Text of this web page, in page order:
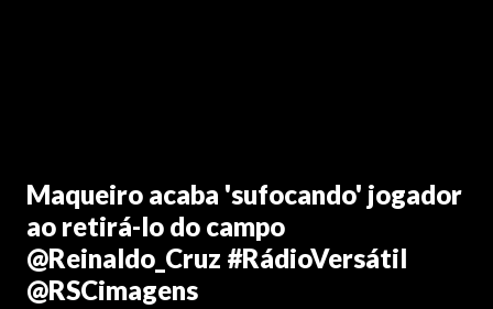
Maqueiro acaba 'sufocando' jogador
ao retirá-lo do campo
@Reinaldo_Cruz #RádioVersátil
@RSCimagens